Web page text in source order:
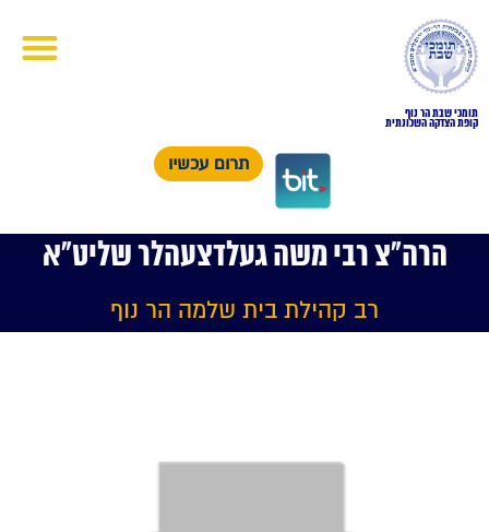
תומכי שבת הר נוף
קופת הצדקה השכונתית
תרום עכשיו
הרה"צ רבי משה געלדצעהלר שליט"א
רב קהילת בית שלמה הר נוף